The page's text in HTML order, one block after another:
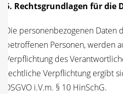
5. Rechts­grund­la­gen für die
Die per­so­nen­be­zo­ge­nen Daten
betrof­fe­nen Per­so­nen, wer­den
Ver­pflich­tung des
recht­li­che Ver­pflich­tung ergibt
DSGVO i.V.m. § 10 HinSchG.